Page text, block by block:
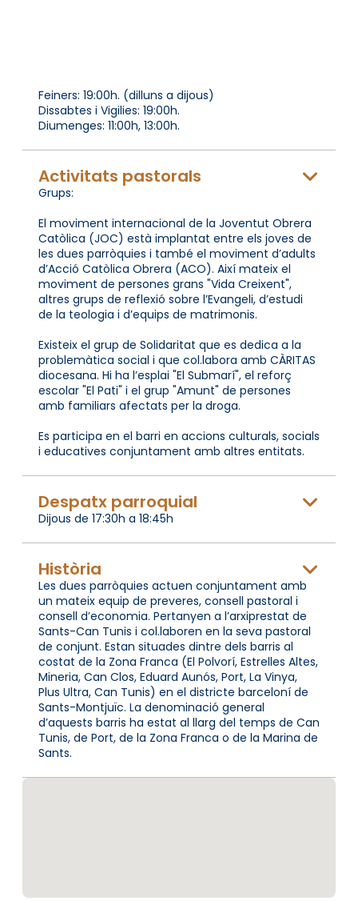
Feiners: 19:00h. (dilluns a dijous)
Dissabtes i Vigilies: 19:00h.
Diumenges: 11:00h, 13:00h.
Activitats pastorals
Grups:
El moviment internacional de la Joventut Obrera
Catòlica (JOC) està implantat entre els joves de
les dues parròquies i també el moviment d’adults
d’Acció Catòlica Obrera (ACO). Així mateix el
moviment de persones grans "Vida Creixent",
altres grups de reflexió sobre l’Evangeli, d’estudi
de la teologia i d’equips de matrimonis.
Existeix el grup de Solidaritat que es dedica a la
problemàtica social i que col.labora amb CÀRITAS
diocesana. Hi ha l’esplai "El Submarí", el reforç
escolar "El Pati" i el grup "Amunt" de persones
amb familiars afectats per la droga.
Es participa en el barri en accions culturals, socials
i educatives conjuntament amb altres entitats.
Despatx parroquial
Dijous de 17:30h a 18:45h
Història
Les dues parròquies actuen conjuntament amb
un mateix equip de preveres, consell pastoral i
consell d’economia. Pertanyen a l’arxiprestat de
Sants-Can Tunis i col.laboren en la seva pastoral
de conjunt. Estan situades dintre dels barris al
costat de la Zona Franca (El Polvorí, Estrelles Altes,
Mineria, Can Clos, Eduard Aunós, Port, La Vinya,
Plus Ultra, Can Tunis) en el districte barceloní de
Sants-Montjuïc. La denominació general
d’aquests barris ha estat al llarg del temps de Can
Tunis, de Port, de la Zona Franca o de la Marina de
Sants.